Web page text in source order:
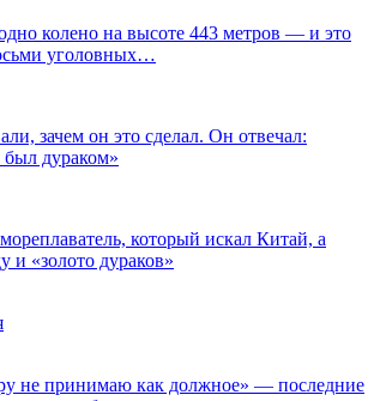
колено на высоте 443 метров — и это
уголовных…
зачем он это сделал. Он отвечал:
дураком»
который искал Китай, а
и «золото дураков»
не принимаю как должное» — последние